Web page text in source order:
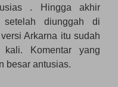
. Hingga akhir
diunggah di
Arkarna itu sudah
Komentar yang
besar antusias.